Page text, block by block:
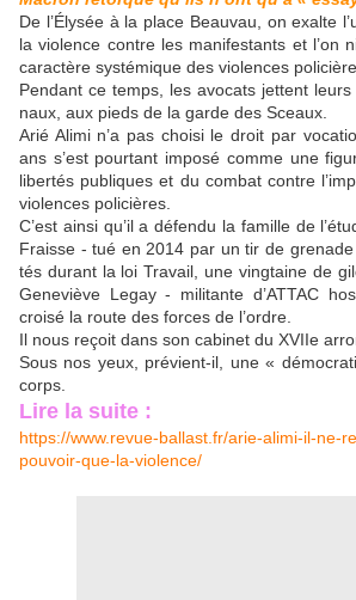
De l’Élysée à la place Beauvau, on exalte
la vio­lence contre les mani­fes­tants et l’on
carac­tère sys­té­mique des vio­lences
Pendant ce temps, les avo­cats jettent
naux, aux pieds de la garde des Sceaux.
Arié Alimi n’a pas choi­si le droit par
ans s’est pour­tant impo­sé comme une
liber­tés publiques et du com­bat contre
vio­lences poli­cières.
C’est ain­si qu’il a défen­du la famille de
Fraisse - tué en 2014 par un tir de
tés durant la loi Travail, une ving­taine de
Geneviève Legay - mili­tante d’ATTAC
croi­sé la route des forces de l’ordre.
Il nous reçoit dans son cabi­net du XVIIe
Sous nos yeux, pré­vient-il, une «
corps.
Lire la suite :
https://www.revue-ballast.fr/arie-alimi-il-ne-
pouvoir-que-la-violence/